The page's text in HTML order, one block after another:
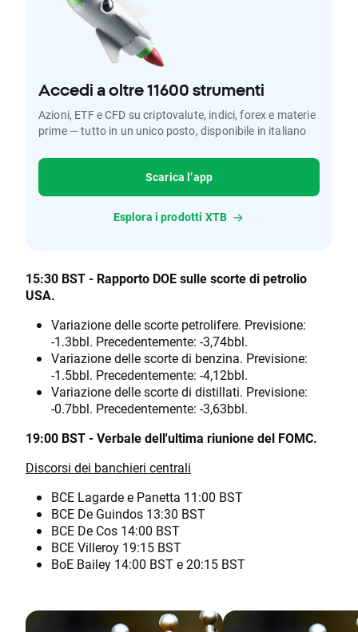
Accedi a oltre 11600 strumenti
Azioni, ETF e CFD su criptovalute, indici, forex e materie
prime — tutto in un unico posto, disponibile in italiano
Scarica l’app
Esplora i prodotti XTB
15:30 BST - Rapporto DOE sulle scorte di petrolio
USA.
Variazione delle scorte petrolifere. Previsione:
-1.3bbl. Precedentemente: -3,74bbl.
Variazione delle scorte di benzina. Previsione:
-1.5bbl. Precedentemente: -4,12bbl.
Variazione delle scorte di distillati. Previsione:
-0.7bbl. Precedentemente: -3,63bbl.
19:00 BST - Verbale dell'ultima riunione del FOMC.
Discorsi dei banchieri centrali
BCE Lagarde e Panetta 11:00 BST
BCE De Guindos 13:30 BST
BCE De Cos 14:00 BST
BCE Villeroy 19:15 BST
BoE Bailey 14:00 BST e 20:15 BST